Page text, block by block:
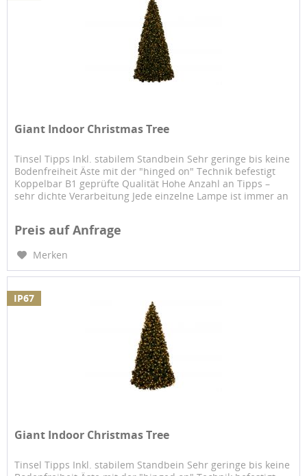
Giant Indoor Christmas Tree
Tinsel Tipps Inkl. stabilem Standbein Sehr geringe bis keine
Bodenfreiheit Äste mit der "hinged on" Technik befestigt
Koppelbar B1 geprüfte Qualität Hohe Anzahl an Tipps –
sehr dichte Verarbeitung Jede einzelne Lampe ist immer an
Preis auf Anfrage
Merken
IP67
Giant Indoor Christmas Tree
Tinsel Tipps Inkl. stabilem Standbein Sehr geringe bis keine